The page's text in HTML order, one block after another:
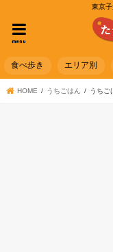
東京
menu
食べ歩き エリア別
HOME うちごはん うちご